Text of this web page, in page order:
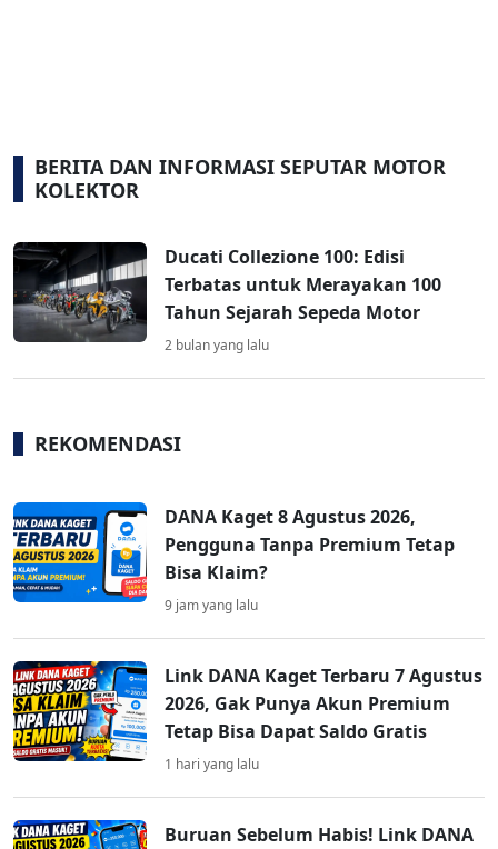
BERITA DAN INFORMASI SEPUTAR MOTOR
KOLEKTOR
Ducati Collezione 100: Edisi
Terbatas untuk Merayakan 100
Tahun Sejarah Sepeda Motor
2 bulan yang lalu
REKOMENDASI
DANA Kaget 8 Agustus 2026,
Pengguna Tanpa Premium Tetap
Bisa Klaim?
9 jam yang lalu
Link DANA Kaget Terbaru 7 Agustus
2026, Gak Punya Akun Premium
Tetap Bisa Dapat Saldo Gratis
1 hari yang lalu
Buruan Sebelum Habis! Link DANA